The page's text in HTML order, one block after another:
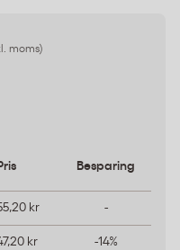
moms)
Besparing
kr -
kr -14%